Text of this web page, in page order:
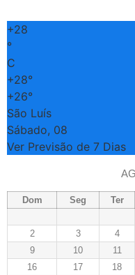
+28
°
C
+28°
+26°
São Luís
Sábado, 08
Ver Previsão de 7 Dias
Dom Seg Ter
2
3 4
9
10 11
16
17 18